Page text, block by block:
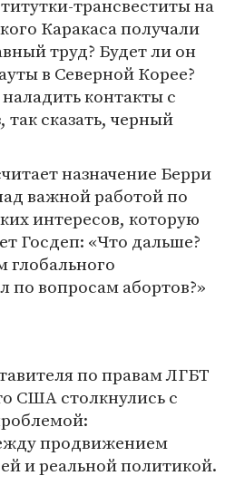
трансвеститы на
Каракаса получали
труд? Будет ли он
в Северной Корее?
контакты с
сказать, черный
назначение Берри
важной работой по
интересов, которую
Госдеп: «Что дальше?
глобального
по вопросам абортов?»
по правам ЛГБТ
США столкнулись с
продвижением
и реальной политикой.